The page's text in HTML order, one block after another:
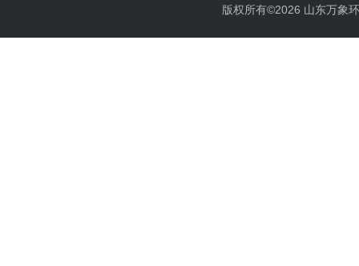
版权所有©2026 山东万象